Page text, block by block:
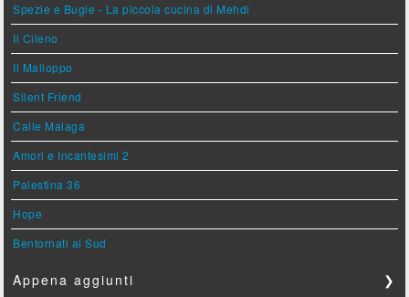
Spezie e Bugie - La piccola cucina di Mehdi
Il Cileno
Il Malloppo
Silent Friend
Calle Malaga
Amori e Incantesimi 2
Palestina 36
Hope
Bentornati al Sud
Appena aggiunti ❯